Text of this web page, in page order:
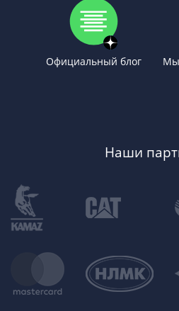
Официальный блог Мы
Наши